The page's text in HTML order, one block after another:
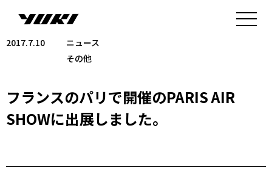
2017.7.10
ニュース
その他
フランスのパリで開催のPARIS AIR
SHOWに出展しました。